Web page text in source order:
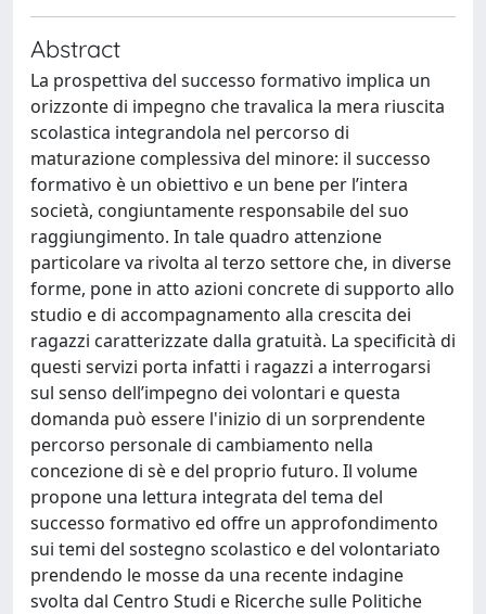
Abstract
La prospettiva del successo formativo implica un
orizzonte di impegno che travalica la mera riuscita
scolastica integrandola nel percorso di
maturazione complessiva del minore: il successo
formativo è un obiettivo e un bene per l’intera
società, congiuntamente responsabile del suo
raggiungimento. In tale quadro attenzione
particolare va rivolta al terzo settore che, in diverse
forme, pone in atto azioni concrete di supporto allo
studio e di accompagnamento alla crescita dei
ragazzi caratterizzate dalla gratuità. La specificità di
questi servizi porta infatti i ragazzi a interrogarsi
sul senso dell’impegno dei volontari e questa
domanda può essere l'inizio di un sorprendente
percorso personale di cambiamento nella
concezione di sè e del proprio futuro. Il volume
propone una lettura integrata del tema del
successo formativo ed offre un approfondimento
sui temi del sostegno scolastico e del volontariato
prendendo le mosse da una recente indagine
svolta dal Centro Studi e Ricerche sulle Politiche